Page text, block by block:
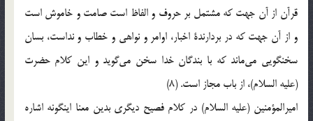
قرآن‌ از آن‌ جهت‌ كه‌ مشتمل‌ بر حروف‌ و الفاظ‌ است‌ صامت‌ و خاموش‌ است‌
و از آن‌ جهت‌ كه‌ در بردارندة‌ اخبار، اوامر و نواهي‌ و خطاب‌ و نداست‌، بسان‌
سخنگويي‌ مي‌ماند كه‌ با بندگان‌ خدا سخن‌ مي‌گويد و اين‌ كلام‌ حضرت‌
(علیه السلام)، از باب‌ مجاز است‌. (8)
اميرالمؤمنين‌ (علیه السلام) در كلام‌ فصيح‌ ديگري‌ بدين‌ معنا اينگونه‌ اشاره‌